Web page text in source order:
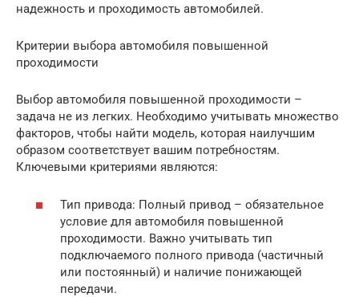
надежность и проходимость автомобилей.
Критерии выбора автомобиля повышенной
проходимости
Выбор автомобиля повышенной проходимости –
задача не из легких. Необходимо учитывать множество
факторов, чтобы найти модель, которая наилучшим
образом соответствует вашим потребностям.
Ключевыми критериями являются:
Тип привода: Полный привод – обязательное
условие для автомобиля повышенной
проходимости. Важно учитывать тип
подключаемого полного привода (частичный
или постоянный) и наличие понижающей
передачи.